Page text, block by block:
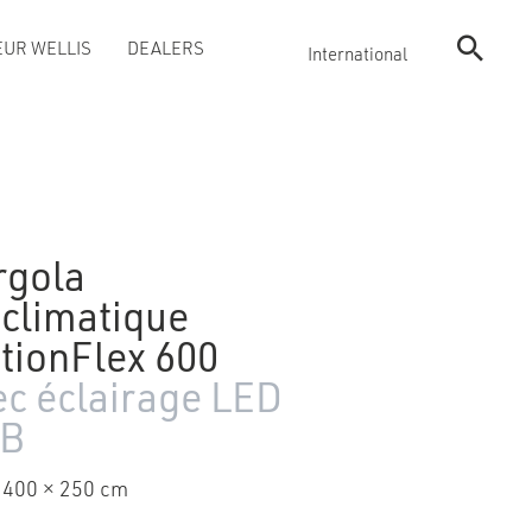
WELLIS DEALERS International
600
éclairage LED
× 250 cm